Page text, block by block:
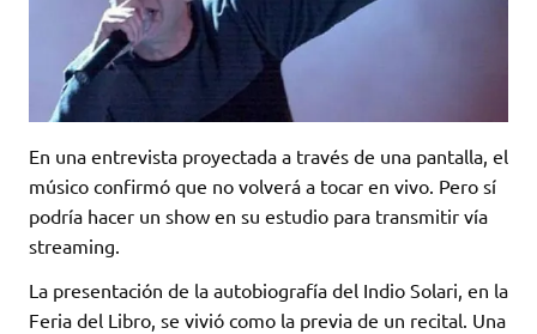
En una entrevista proyectada a través de una pantalla, el
músico confirmó que no volverá a tocar en vivo. Pero sí
podría hacer un show en su estudio para transmitir vía
streaming.
La presentación de la autobiografía del Indio Solari, en la
Feria del Libro, se vivió como la previa de un recital. Una